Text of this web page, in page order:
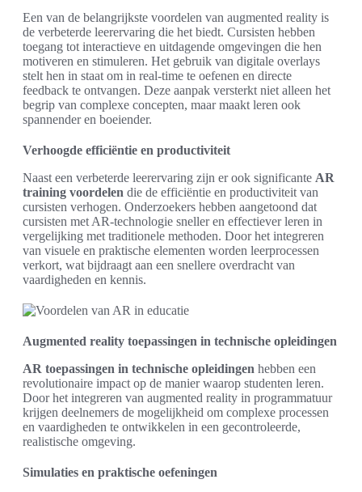
Een van de belangrijkste voordelen van augmented reality is
de verbeterde leerervaring die het biedt. Cursisten hebben
toegang tot interactieve en uitdagende omgevingen die hen
motiveren en stimuleren. Het gebruik van digitale overlays
stelt hen in staat om in real-time te oefenen en directe
feedback te ontvangen. Deze aanpak versterkt niet alleen het
begrip van complexe concepten, maar maakt leren ook
spannender en boeiender.
Verhoogde efficiëntie en productiviteit
Naast een verbeterde leerervaring zijn er ook significante AR
training voordelen die de efficiëntie en productiviteit van
cursisten verhogen. Onderzoekers hebben aangetoond dat
cursisten met AR-technologie sneller en effectiever leren in
vergelijking met traditionele methoden. Door het integreren
van visuele en praktische elementen worden leerprocessen
verkort, wat bijdraagt aan een snellere overdracht van
vaardigheden en kennis.
Augmented reality toepassingen in technische opleidingen
AR toepassingen in technische opleidingen hebben een
revolutionaire impact op de manier waarop studenten leren.
Door het integreren van augmented reality in programmatuur
krijgen deelnemers de mogelijkheid om complexe processen
en vaardigheden te ontwikkelen in een gecontroleerde,
realistische omgeving.
Simulaties en praktische oefeningen